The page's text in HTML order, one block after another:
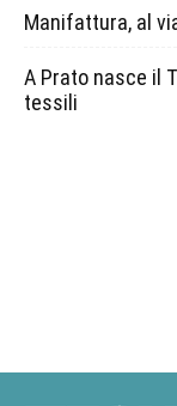
Manifattura, al
A Prato nasce il
tessili